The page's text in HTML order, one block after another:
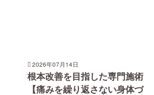
2026年07月14日
根本改善を目指した専門施術
【痛みを繰り返さない身体づ